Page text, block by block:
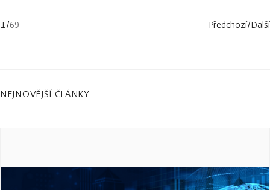
1/69 Předchozí/Další
NEJNOVĚJŠÍ ČLÁNKY